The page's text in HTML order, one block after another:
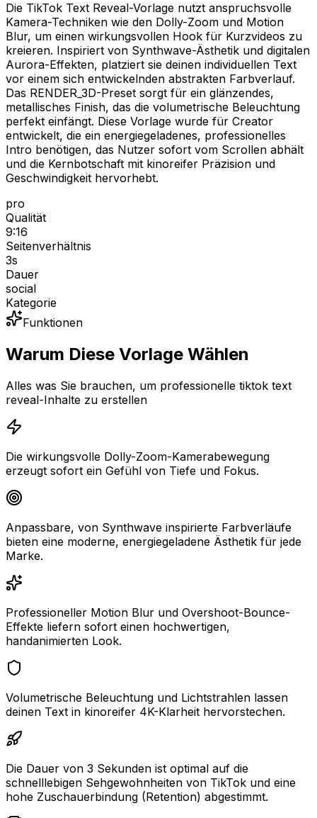
Die TikTok Text Reveal-Vorlage nutzt anspruchsvolle
Kamera-Techniken wie den Dolly-Zoom und Motion
Blur, um einen wirkungsvollen Hook für Kurzvideos zu
kreieren. Inspiriert von Synthwave-Ästhetik und digitalen
Aurora-Effekten, platziert sie deinen individuellen Text
vor einem sich entwickelnden abstrakten Farbverlauf.
Das RENDER_3D-Preset sorgt für ein glänzendes,
metallisches Finish, das die volumetrische Beleuchtung
perfekt einfängt. Diese Vorlage wurde für Creator
entwickelt, die ein energiegeladenes, professionelles
Intro benötigen, das Nutzer sofort vom Scrollen abhält
und die Kernbotschaft mit kinoreifer Präzision und
Geschwindigkeit hervorhebt.
pro
Qualität
9:16
Seitenverhältnis
3s
Dauer
social
Kategorie
Funktionen
Warum Diese Vorlage Wählen
Alles was Sie brauchen, um professionelle tiktok text
reveal-Inhalte zu erstellen
Die wirkungsvolle Dolly-Zoom-Kamerabewegung
erzeugt sofort ein Gefühl von Tiefe und Fokus.
Anpassbare, von Synthwave inspirierte Farbverläufe
bieten eine moderne, energiegeladene Ästhetik für jede
Marke.
Professioneller Motion Blur und Overshoot-Bounce-
Effekte liefern sofort einen hochwertigen,
handanimierten Look.
Volumetrische Beleuchtung und Lichtstrahlen lassen
deinen Text in kinoreifer 4K-Klarheit hervorstechen.
Die Dauer von 3 Sekunden ist optimal auf die
schnelllebigen Sehgewohnheiten von TikTok und eine
hohe Zuschauerbindung (Retention) abgestimmt.